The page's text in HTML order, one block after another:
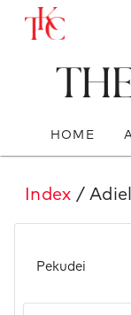
HOME
Index /
Pekudei